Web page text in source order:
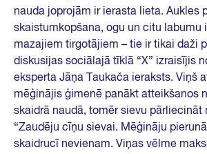
nauda joprojām ir ierasta lieta. Aukles
skaistumkopšana, ogu un citu labumu
mazajiem tirgotājiem – tie ir tikai daži
diskusijas sociālajā tīklā “X” izraisījis
eksperta Jāņa Taukača ieraksts. Viņš
mēģinājis ģimenē panākt atteikšanos
skaidrā naudā, tomēr sievu pārliecināt
“Zaudēju cīņu sievai. Mēģināju
skaidrucī nevienam. Viņas vēlme